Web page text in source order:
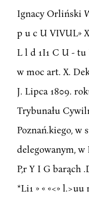
Ignacy Orliński
p u c U VIVUL»
L l d 1I1 C U - tu
w moc art. X.
J. Lipca 1809.
Trybunału
Poznań.kiego, w
delegowanym,
P,r Y I G barąch
*Li1 » « «<» l.>uu